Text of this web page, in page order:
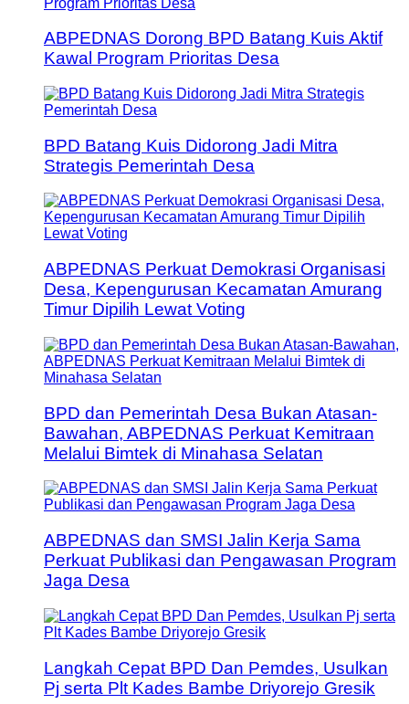
ABPEDNAS Dorong BPD Batang Kuis Aktif
Kawal Program Prioritas Desa
BPD Batang Kuis Didorong Jadi Mitra
Strategis Pemerintah Desa
ABPEDNAS Perkuat Demokrasi Organisasi
Desa, Kepengurusan Kecamatan Amurang
Timur Dipilih Lewat Voting
BPD dan Pemerintah Desa Bukan Atasan-
Bawahan, ABPEDNAS Perkuat Kemitraan
Melalui Bimtek di Minahasa Selatan
ABPEDNAS dan SMSI Jalin Kerja Sama
Perkuat Publikasi dan Pengawasan Program
Jaga Desa
Langkah Cepat BPD Dan Pemdes, Usulkan
Pj serta Plt Kades Bambe Driyorejo Gresik